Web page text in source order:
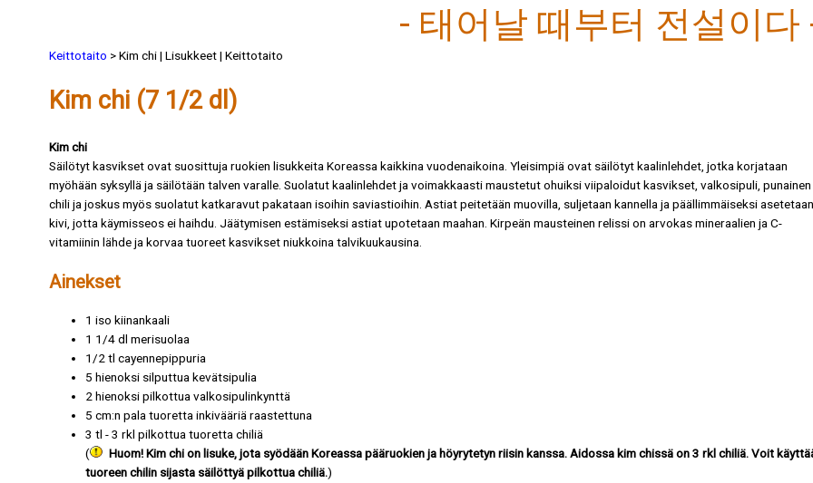
- 태어날 때부터 전설이다
Keittotaito > Kim chi | Lisukkeet | Keittotaito
Kim chi (7 1/2 dl)
Kim chi
Säilötyt kasvikset ovat suosittuja ruokien lisukkeita Koreassa kaikkina vuodenaikoina. Yleisimpiä ovat säilötyt kaalinlehdet, jotka korjataan
myöhään syksyllä ja säilötään talven varalle. Suolatut kaalinlehdet ja voimakkaasti maustetut ohuiksi viipaloidut kasvikset, valkosipuli, punainen
chili ja joskus myös suolatut katkaravut pakataan isoihin saviastioihin. Astiat peitetään muovilla, suljetaan kannella ja päällimmäiseksi
kivi, jotta käymisseos ei haihdu. Jäätymisen estämiseksi astiat upotetaan maahan. Kirpeän mausteinen relissi on arvokas mineraalien ja C-
vitamiinin lähde ja korvaa tuoreet kasvikset niukkoina talvikuukausina.
Ainekset
1 iso kiinankaali
1 1/4 dl merisuolaa
1/2 tl cayennepippuria
5 hienoksi silputtua kevätsipulia
2 hienoksi pilkottua valkosipulinkynttä
5 cm:n pala tuoretta inkivääriä raastettuna
3 tl - 3 rkl pilkottua tuoretta chiliä
(
Huom! Kim chi on lisuke, jota syödään Koreassa pääruokien ja höyrytetyn riisin kanssa. Aidossa kim chissä on 3 rkl chiliä. Voit
tuoreen chilin sijasta säilöttyä pilkottua chiliä.)